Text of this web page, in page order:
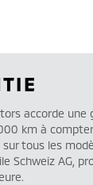
accorde une
km à
sur tous les
Schweiz AG,